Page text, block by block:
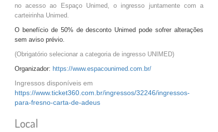
no acesso ao Espaço Unimed, o ingresso juntamente com a
carteirinha Unimed.
O benefício de 50% de desconto Unimed pode sofrer alterações
sem aviso prévio.
(Obrigatório selecionar a categoria de ingresso UNIMED)
Organizador: https://www.espacounimed.com.br/
Ingressos disponíveis em
https://www.ticket360.com.br/ingressos/32246/ingressos-
para-fresno-carta-de-adeus
Local